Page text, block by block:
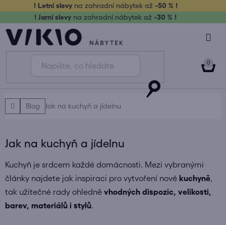
obsah
! Letní slevy na zahradní nábytek až-50 % !
! Jarní slevy na zahradní nábytek až -30 % !
DomůBlog Jak na kuchyň a jídelnu
Jak na kuchyň a jídelnu
Kuchyň je srdcem každé domácnosti. Mezi vybranými
články najdete jak inspiraci pro vytvoření nové kuchyně
tak užitečné rady ohledně vhodných dispozic, velikosti,
barev, materiálů i stylů.